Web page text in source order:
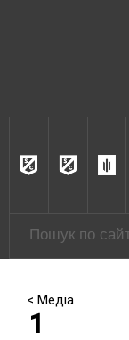
< Медіа
1